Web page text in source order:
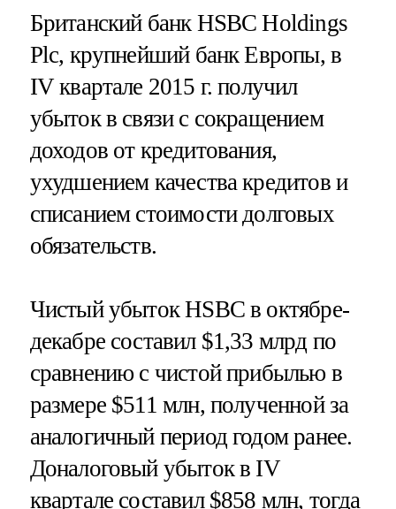
Британский банк HSBC Holdings
Plc, крупнейший банк Европы, в
IV квартале 2015 г. получил
убыток в связи с сокращением
доходов от кредитования,
ухудшением качества кредитов и
списанием стоимости долговых
обязательств.
Чистый убыток HSBC в октябре-
декабре составил $1,33 млрд по
сравнению с чистой прибылью в
размере $511 млн, полученной за
аналогичный период годом ранее.
Доналоговый убыток в IV
квартале составил $858 млн, тогда